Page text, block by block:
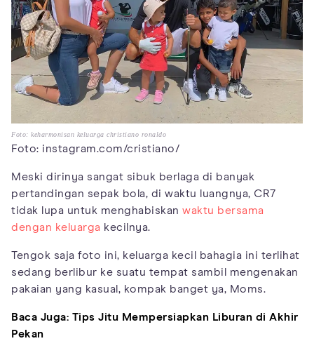
Foto: keharmonisan keluarga christiano ronaldo
Foto: instagram.com/cristiano/
Meski dirinya sangat sibuk berlaga di banyak
pertandingan sepak bola, di waktu luangnya, CR7
tidak lupa untuk menghabiskan waktu bersama
dengan keluarga kecilnya.
Tengok saja foto ini, keluarga kecil bahagia ini terlihat
sedang berlibur ke suatu tempat sambil mengenakan
pakaian yang kasual, kompak banget ya, Moms.
Baca Juga: Tips Jitu Mempersiapkan Liburan di Akhir
Pekan